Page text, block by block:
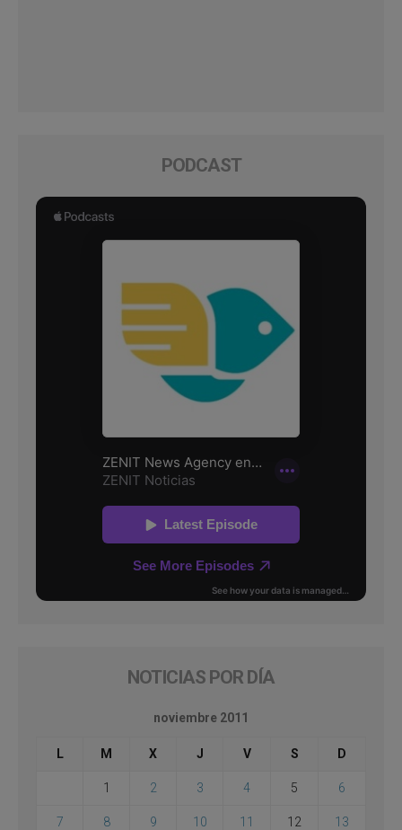
PODCAST
NOTICIAS POR DÍA
noviembre 2011
L M X J V S D
1 2 3 4 5 6
7 8 9 10 11 12 13